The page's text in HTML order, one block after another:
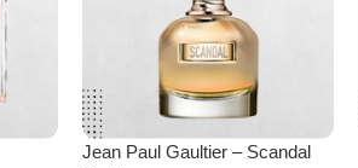
Jean Paul Gaultier – Scandal